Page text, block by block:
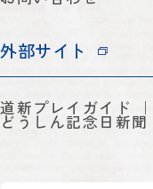
外部サイト
道新プレイガイド
どうしん記念日新聞